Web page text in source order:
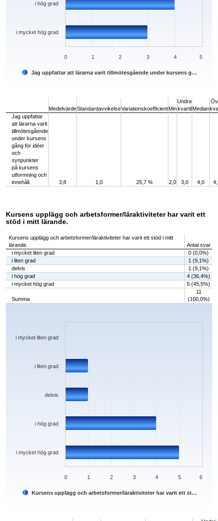
Jag uppfattar att lärarna varit tillmötesgående under kursens g…
i mycket hög grad
i hög grad
0 1 2 3 4 5
MedelvärdeStandardavvikelseVariationskoefficientMin
Undre
kvartilMedian
Jag uppfattar
att lärarna varit
tillmötesgående
under kursens
gång för idéer
och
synpunkter
på kursens
utformning och
innehåll.
3,8 1,0 25,7 % 2,0 3,0 4,0
Kursens upplägg och arbetsformer/läraktiviteter har varit ett
stöd i mitt lärande.
Kursens upplägg och arbetsformer/läraktiviteter har varit ett stöd i mitt
lärande.
Antal svar
i mycket liten grad
0 (0,0%)
i liten grad
1 (9,1%)
delvis
1 (9,1%)
i hög grad
4 (36,4%)
i mycket hög grad
5 (45,5%)
Summa
11
(100,0%)
Chart
The chart has 1 X axis displaying categories.
Kursens upplägg och arbetsformer/läraktiviteter har varit ett st…
i mycket hög grad
i hög grad
delvis
i liten grad
i mycket liten grad
0 1 2 3 4 5 6